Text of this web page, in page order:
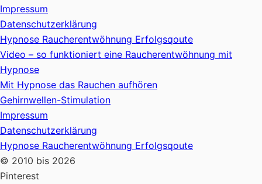
Impressum
Datenschutzerklärung
Hypnose Raucherentwöhnung Erfolgsqoute
Video – so funktioniert eine Raucherentwöhnung mit
Hypnose
Mit Hypnose das Rauchen aufhören
Gehirnwellen-Stimulation
Impressum
Datenschutzerklärung
Hypnose Raucherentwöhnung Erfolgsqoute
© 2010 bis 2026
Pinterest